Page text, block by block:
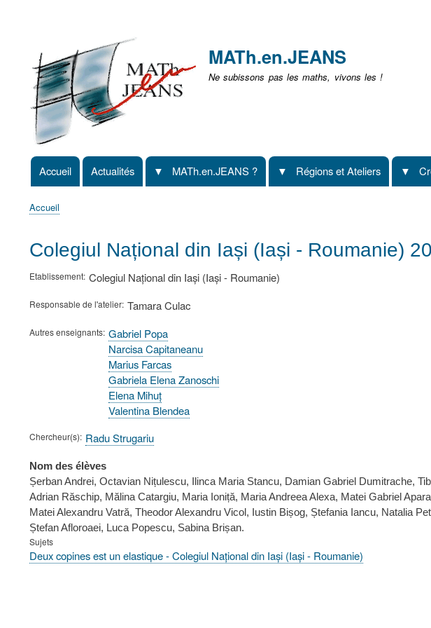
non
identifié
MATh.en.JEANS
Ne subissons pas les maths, vivons les !
Navigation
principale
Accueil Actualités MATh.en.JEANS ? Régions et Ateliers
d'Ariane
Accueil
Colegiul Național din Iași (Iași - Roumanie)
Etablissement Colegiul Național din Iași (Iași - Roumanie)
Responsable de l'atelier Tamara Culac
Autres enseignants Gabriel Popa
Narcisa Capitaneanu
Marius Farcas
Gabriela Elena Zanoschi
Elena Mihuț
Valentina Blendea
Chercheur(s) Radu Strugariu
Nom des élèves
Șerban Andrei, Octavian Nițulescu, Ilinca Maria Stancu, Damian Gabriel Dumitrache,
Adrian Răschip, Mălina Catargiu, Maria Ioniță, Maria Andreea Alexa, Matei Gabriel
Matei Alexandru Vatră, Theodor Alexandru Vicol, Iustin Bișog, Ștefania Iancu, Natalia
Ștefan Afloroaei, Luca Popescu, Sabina Brișan.
Sujets
Deux copines est un elastique - Colegiul Național din Iași (Iași - Roumanie)